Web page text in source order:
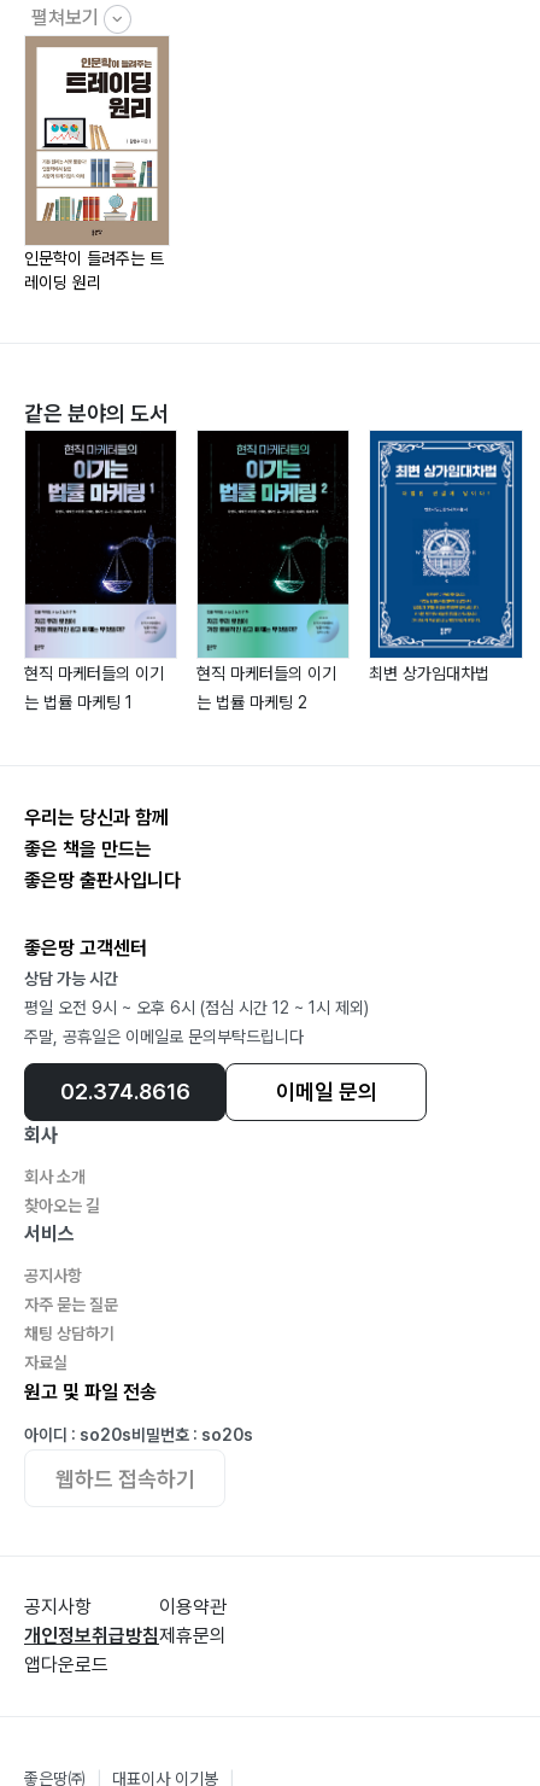
2.1 이번엔 안타 칠 차례 - 도박사의 오류68
2.2 2년차 징크스74
2.3 마천루의 저주77
2.4 LTCM 몰락 - 중심극한80
2.5 기저율 무시84
3. 시장
4. 무위자연
4.1 산은 산이요, 물은 물이로다104
4.2 추세추종109
4.3 위험 없이 수익 없다116
4.4 졸속 트레이딩124
4.5 위험관리, 자본관리의 중요성130
4.9 병사는 밥통으로 싸운다149
5. 기본적 분석과 기술적 분석
5.1 기본적 분석의 중요성156
5.2 하늘 아래 새로운 것 없다164
5.3 모리아티는 만능코드를 개발했을까171
5.4 B영화는 B 나름의 가치를 가진다175
5.5 기법보다는 관리180
6. 인간은 보고 싶은 것만 본다
6.1 보이는 것만 믿으라굽쇼?188
6.2 중독자의 특성195
6.3 마틴게일202
6.4 자기파괴적 경향206
6.5 음모론210
7.1 행동경제학이란226
7.2 프로스펙트 이론229
7.3 뇌는 게으르다234
7.6 인지부조화 현상249
펼쳐보기
인문학이 들려주는 트
레이딩 원리
같은 분야의 도서
현직 마케터들의 이기
는 법률 마케팅 1
현직 마케터들의 이기
는 법률 마케팅 2
최변 상가임대차법
우리는 당신과 함께
좋은 책을 만드는
좋은땅 출판사입니다
좋은땅 고객센터
상담 가능 시간
평일 오전 9시 ~ 오후 6시 (점심 시간 12 ~ 1시 제외)
주말, 공휴일은 이메일로 문의부탁드립니다
02.374.8616 이메일 문의
회사
회사 소개
찾아오는 길
서비스
공지사항
자주 묻는 질문
채팅 상담하기
자료실
원고 및 파일 전송
아이디 : so20s비밀번호 : so20s
웹하드 접속하기
공지사항
개인정보취급방침
앱다운로드
이용약관
제휴문의
좋은땅㈜ 대표이사 이기봉